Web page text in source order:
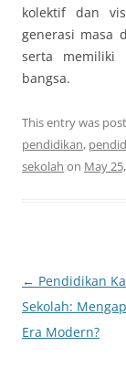
kolektif dan
generasi masa
serta
bangsa.
This entry was
pendidikan,
sekolah on May
Post
navigation
← Pendidikan
Sekolah:
Era Modern?